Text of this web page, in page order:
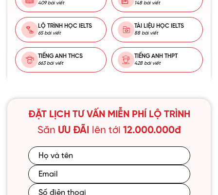
409 bài viết 148 bài viết
LỘ TRÌNH HỌC IELTS
65 bài viết
TÀI LIỆU HỌC IELTS
88 bài viết
TIẾNG ANH THCS
663 bài viết
TIẾNG ANH THPT
428 bài viết
ĐẶT LỊCH TƯ VẤN MIỄN PHÍ LỘ TRÌNH
Săn ƯU ĐÃI lên tới 12.000.000đ